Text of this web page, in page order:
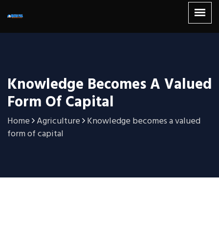
Knowledge Becomes A Valued
Form Of Capital
Home Agriculture Knowledge becomes a valued
form of capital